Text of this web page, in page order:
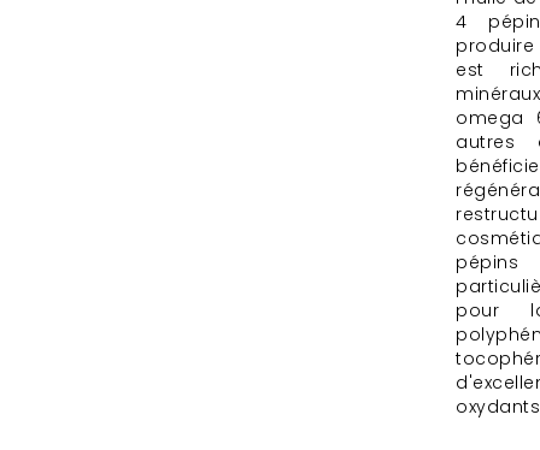
4
produire
est
omega
autres
pour